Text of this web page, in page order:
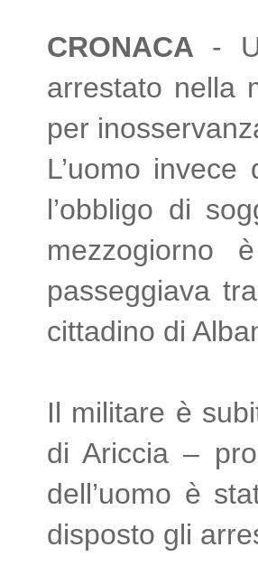
CRONACA -
arrestato nella
per
L’uomo
l’obbligo di
mezzogiorno
passeggiava
cittadino di
Il militare è
di Ariccia –
dell’uomo è
disposto gli